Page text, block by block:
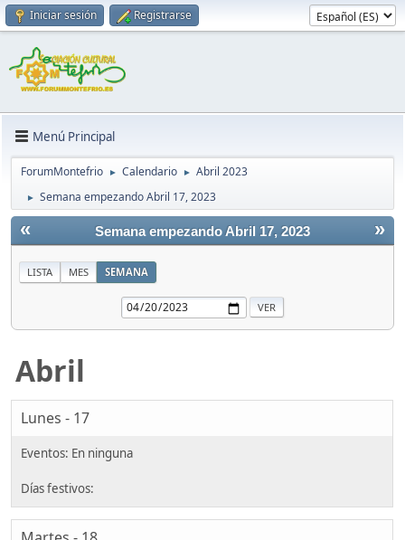
Iniciar sesión Registrarse
Menú Principal
ForumMontefrio ► Calendario ► Abril 2023
► Semana empezando Abril 17, 2023
« »
Semana empezando Abril 17, 2023
LISTA MES SEMANA
Abril
Lunes - 17